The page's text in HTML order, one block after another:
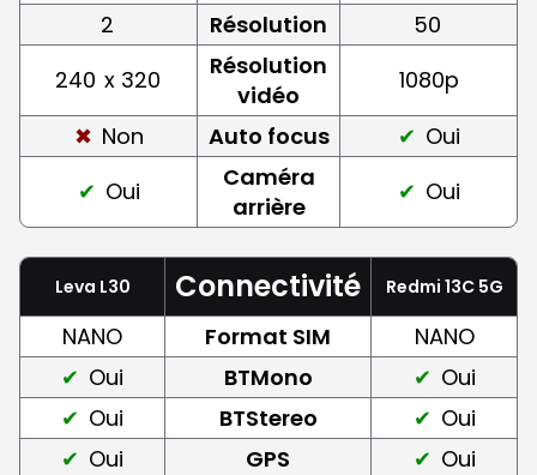
2
Résolution
50
240 x 320
Résolution
vidéo
1080p
Non
Auto focus
Oui
Oui
Caméra
arrière
Oui
Leva L30 Connectivité Redmi 13C 5G
NANO Format SIM
NANO
Oui
BTMono
Oui
Oui
BTStereo
Oui
Oui
GPS
Oui